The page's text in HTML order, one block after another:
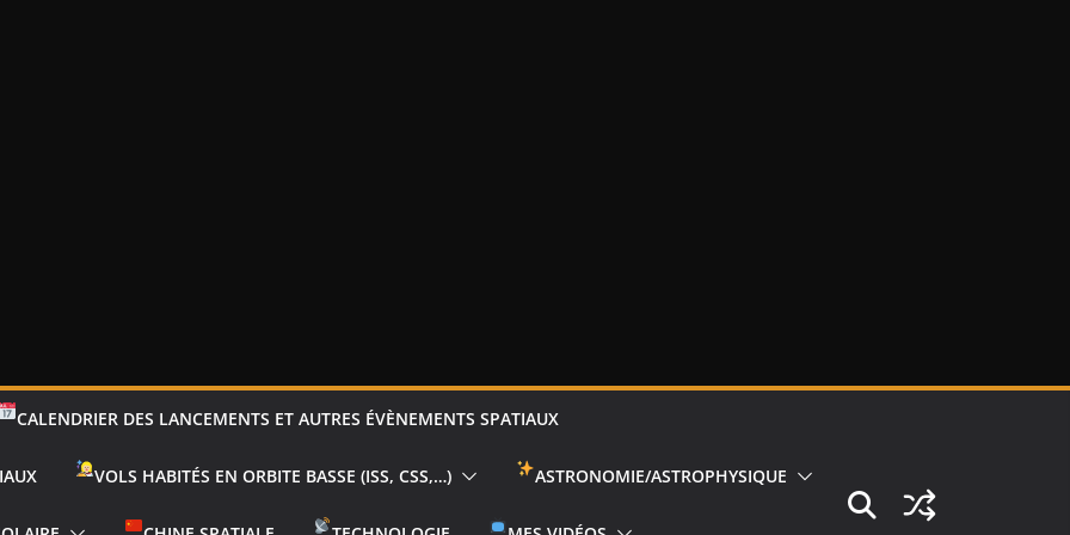
CALENDRIER DES LANCEMENTS ET AUTRES ÉVÈNEMENTS SPATIAUX
VOLS HABITÉS EN ORBITE BASSE (ISS, CSS,…) ASTRONOMIE/ASTROPHYSIQUE